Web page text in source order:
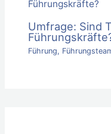
Umfrage: Sind
Führung,